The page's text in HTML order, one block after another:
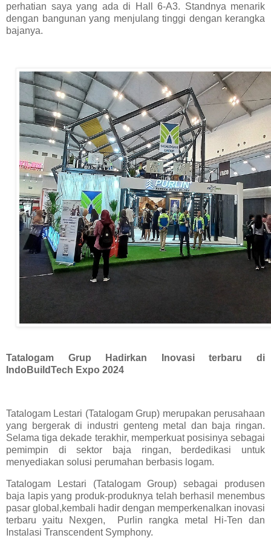
perhatian saya yang ada di Hall 6-A3. Standnya menarik
dengan bangunan yang menjulang tinggi dengan kerangka
bajanya.
Tatalogam Grup Hadirkan Inovasi terbaru di
IndoBuildTech Expo 2024
Tatalogam Lestari (Tatalogam Grup) merupakan perusahaan
yang bergerak di industri genteng metal dan baja ringan.
Selama tiga dekade terakhir, memperkuat posisinya sebagai
pemimpin di sektor baja ringan, berdedikasi untuk
menyediakan solusi perumahan berbasis logam.
Tatalogam Lestari (Tatalogam Group) sebagai produsen
baja lapis yang produk-produknya telah berhasil menembus
pasar global,kembali hadir dengan memperkenalkan inovasi
terbaru yaitu Nexgen,
Purlin rangka metal Hi-Ten dan
Instalasi Transcendent Symphony.